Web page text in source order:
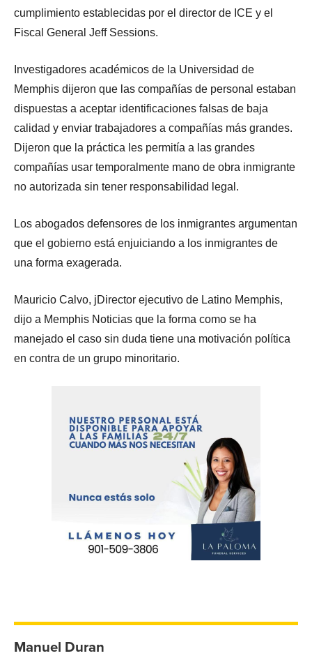
cumplimiento establecidas por el director de ICE y el
Fiscal General Jeff Sessions.
Investigadores académicos de la Universidad de
Memphis dijeron que las compañías de personal estaban
dispuestas a aceptar identificaciones falsas de baja
calidad y enviar trabajadores a compañías más grandes.
Dijeron que la práctica les permitía a las grandes
compañías usar temporalmente mano de obra inmigrante
no autorizada sin tener responsabilidad legal.
Los abogados defensores de los inmigrantes argumentan
que el gobierno está enjuiciando a los inmigrantes de
una forma exagerada.
Mauricio Calvo, jDirector ejecutivo de Latino Memphis,
dijo a Memphis Noticias que la forma como se ha
manejado el caso sin duda tiene una motivación política
en contra de un grupo minoritario.
Manuel Duran